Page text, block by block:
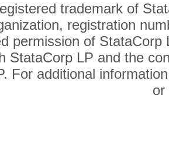
trademark of
registration
permission of
StataCorp LP and the
For additional
or